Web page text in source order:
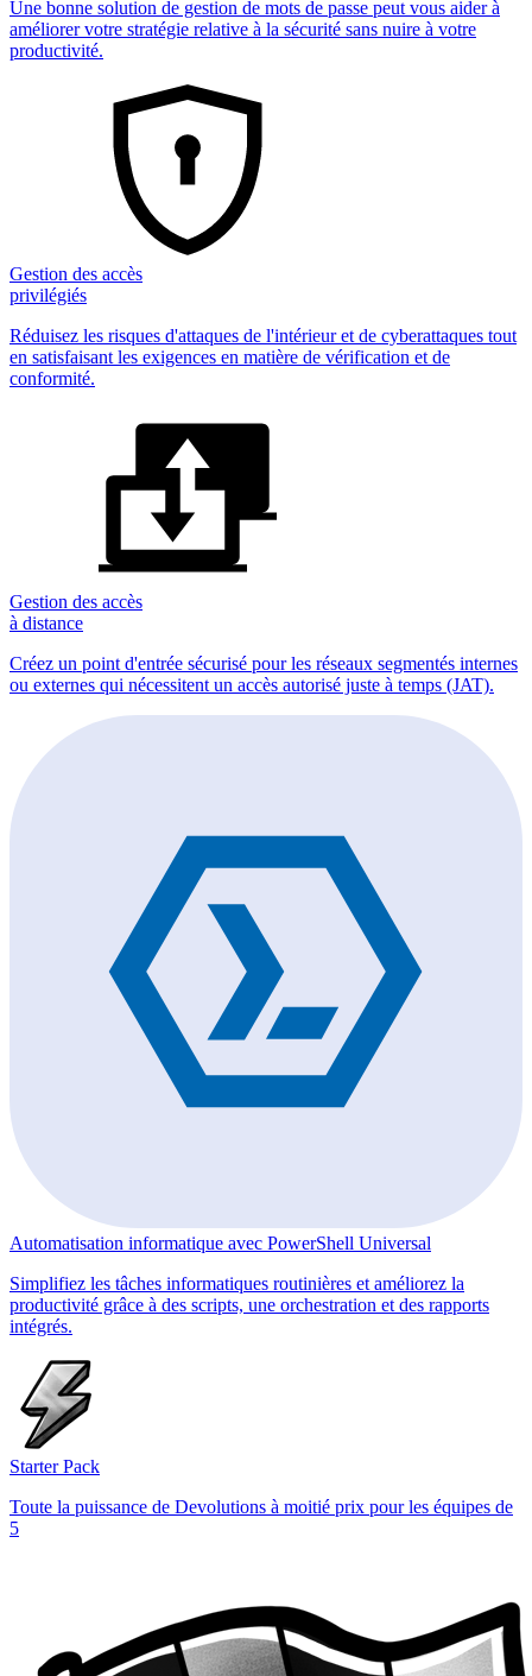
Une bonne solution de gestion de mots de passe peut vous aider à
améliorer votre stratégie relative à la sécurité sans nuire à votre
productivité.
Gestion des accès
privilégiés
Réduisez les risques d'attaques de l'intérieur et de cyberattaques tout
en satisfaisant les exigences en matière de vérification et de
conformité.
Gestion des accès
à distance
Créez un point d'entrée sécurisé pour les réseaux segmentés internes
ou externes qui nécessitent un accès autorisé juste à temps (JAT).
Automatisation informatique avec PowerShell Universal
Simplifiez les tâches informatiques routinières et améliorez la
productivité grâce à des scripts, une orchestration et des rapports
intégrés.
Starter Pack
Toute la puissance de Devolutions à moitié prix pour les équipes de
5